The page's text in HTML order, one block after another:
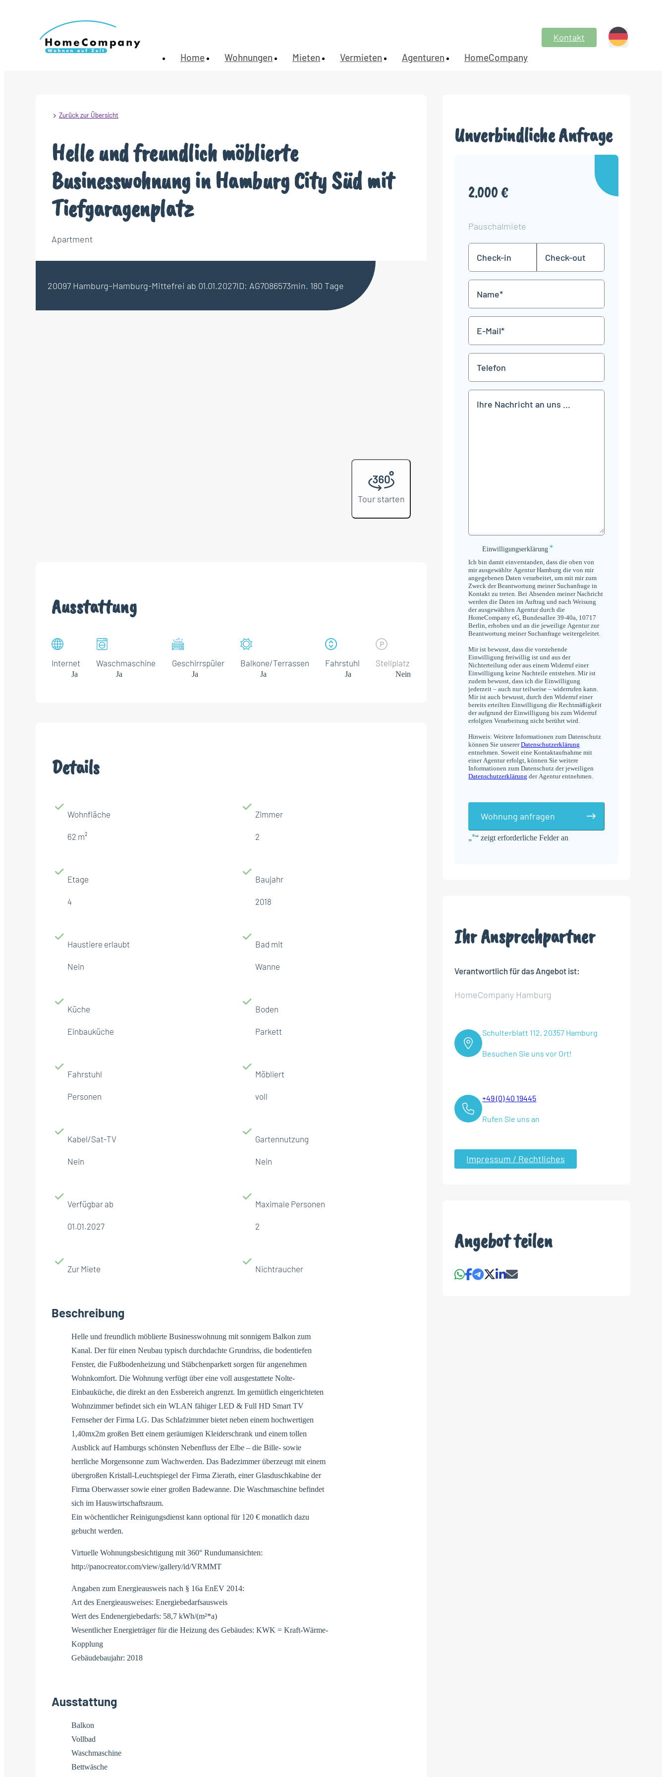
Home Wohnungen Mieten Vermieten Agenturen HomeCompany
Kontakt
Zurück zur Übersicht
Helle und freundlich möblierte
Businesswohnung in Hamburg City Süd mit
Tiefgaragenplatz
Apartment
20097 Hamburg–Hamburg-Mittefrei ab 01.01.2027ID: AG7086573min. 180 Tage
Tour starten
Ausstattung
Internet
Ja
Waschmaschine
Ja
Geschirrspüler
Ja
Balkone/Terrassen
Ja
Fahrstuhl
Ja
Stellplatz
Nein
Details
Wohnfläche
62 m²
Zimmer
2
Etage
4
Baujahr
2018
Haustiere erlaubt
Nein
Bad mit
Wanne
Küche
Einbauküche
Boden
Parkett
Fahrstuhl
Personen
Möbliert
voll
Kabel/Sat-TV
Nein
Gartennutzung
Nein
Verfügbar ab
01.01.2027
Maximale Personen
2
Zur Miete Nichtraucher
Beschreibung
Helle und freundlich möblierte Businesswohnung mit sonnigem Balkon zum
Kanal. Der für einen Neubau typisch durchdachte Grundriss, die bodentiefen
Fenster, die Fußbodenheizung und Stäbchenparkett sorgen für angenehmen
Wohnkomfort. Die Wohnung verfügt über eine voll ausgestattete Nolte-
Einbauküche, die direkt an den Essbereich angrenzt. Im gemütlich eingerichteten
Wohnzimmer befindet sich ein WLAN fähiger LED & Full HD Smart TV
Fernseher der Firma LG. Das Schlafzimmer bietet neben einem hochwertigen
1,40mx2m großen Bett einem geräumigen Kleiderschrank und einem tollen
Ausblick auf Hamburgs schönsten Nebenfluss der Elbe – die Bille- sowie
herrliche Morgensonne zum Wachwerden. Das Badezimmer überzeugt mit einem
übergroßen Kristall-Leuchtspiegel der Firma Zierath, einer Glasduschkabine der
Firma Oberwasser sowie einer großen Badewanne. Die Waschmaschine befindet
sich im Hauswirtschaftsraum.
Ein wöchentlicher Reinigungsdienst kann optional für 120 € monatlich dazu
gebucht werden.
Virtuelle Wohnungsbesichtigung mit 360° Rundumansichten:
http://panocreator.com/view/gallery/id/VRMMT
Angaben zum Energieausweis nach § 16a EnEV 2014:
Art des Energieausweises: Energiebedarfsausweis
Wert des Endenergiebedarfs: 58,7 kWh/(m²*a)
Wesentlicher Energieträger für die Heizung des Gebäudes: KWK = Kraft-Wärme-
Kopplung
Gebäudebaujahr: 2018
Ausstattung
Balkon
Vollbad
Waschmaschine
Bettwäsche
Unverbindliche Anfrage
2.000 €
Pauschalmiete
„*“ zeigt erforderliche Felder an
in
TT
Punkt
MM
JJJJ
TT
Punkt
MM
Mail
*
Einwilligungserklärung
Einwilligungserklärung *
Ich bin damit einverstanden, dass die oben von
mir ausgewählte Agentur Hamburg die von mir
angegebenen Daten verarbeitet, um mit mir zum
Zweck der Beantwortung meiner Suchanfrage in
Kontakt zu treten. Bei Absenden meiner Nachricht
werden die Daten im Auftrag und nach Weisung
der ausgewählten Agentur durch die
HomeCompany eG, Bundesallee 39-40a, 10717
Berlin, erhoben und an die jeweilige Agentur zur
Beantwortung meiner Suchanfrage weitergeleitet.
Mir ist bewusst, dass die vorstehende
Einwilligung freiwillig ist und aus der
Nichterteilung oder aus einem Widerruf einer
Einwilligung keine Nachteile entstehen. Mir ist
zudem bewusst, dass ich die Einwilligung
jederzeit – auch nur teilweise – widerrufen kann.
Mir ist auch bewusst, durch den Widerruf einer
bereits erteilten Einwilligung die Rechtmäßigkeit
der aufgrund der Einwilligung bis zum Widerruf
erfolgten Verarbeitung nicht berührt wird.
Hinweis: Weitere Informationen zum Datenschutz
können Sie unsererDatenschutzerklärung
entnehmen. Soweit eine Kontaktaufnahme mit
einer Agentur erfolgt, können Sie weitere
Informationen zum Datenschutz der jeweiligen
Datenschutzerklärung der Agentur entnehmen.
Wohnung anfragen
Ihr Ansprechpartner
Verantwortlich für das Angebot ist:
HomeCompany Hamburg
Schulterblatt 112, 20357 Hamburg
Besuchen Sie uns vor Ort!
+49 (0) 40 19445
Rufen Sie uns an
Impressum / Rechtliches
Angebot teilen